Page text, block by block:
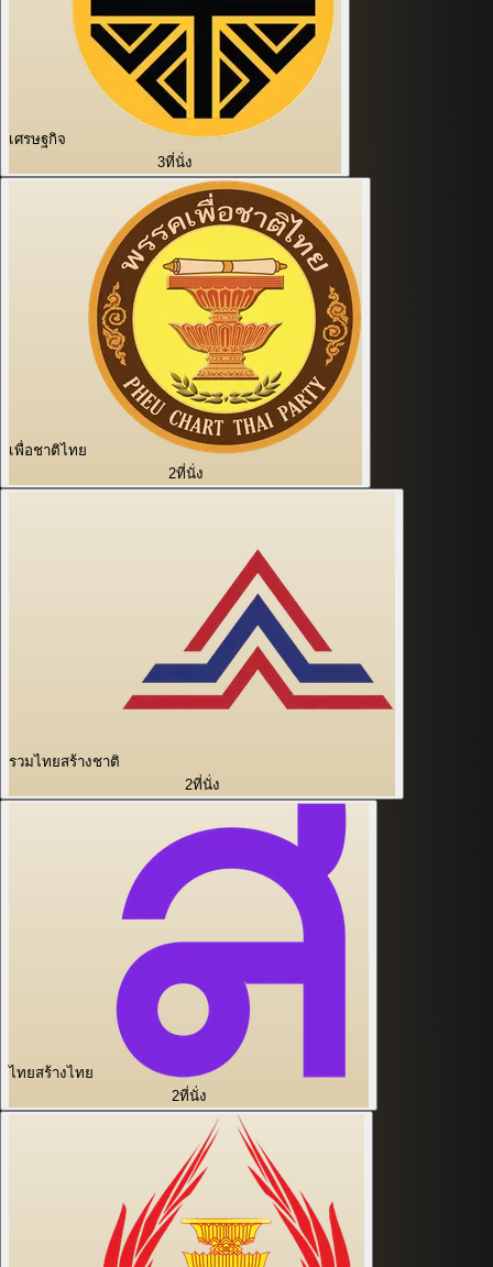
เศรษฐกิจ
3ที่นั่ง
เพื่อชาติไทย
2ที่นั่ง
รวมไทยสร้างชาติ
2ที่นั่ง
ไทยสร้างไทย
2ที่นั่ง